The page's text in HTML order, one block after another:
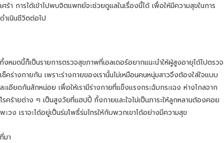
เศร้า การได้เข้าไปพบจิตแพทย์จะช่วยดูแลในเรื่องนี้ได้ เพื่อให้มีความสุขในการ
ดำเนินชีวิตต่อไป
ทั้งหมดนี้ก็เป็นรายการตรวจสุขภาพที่เอลเดอร์อยากแนะนำให้ผู้สูงอายุได้ไปตรวจ
เช็คร่างกายกัน เพราะร่างกายของเรานั้นไม่เหมือนคนหนุ่มสาวจึงต้องใส่ใจแบบ
ละเอียดกันสักหน่อย เพื่อให้เรามีร่างกายที่แข็งแรงกระฉับกระเฉง ห่างไกลจาก
โรคร้ายต่าง ๆ เป็นสูงวัยที่แฮปปี้ ทั้งกายและใจไม่เป็นภาระให้ลูกหลานต้องคอย
พะวง เราจะได้อยู่เป็นร่มโพธิ์ร่มไทรให้กับพวกเขาได้อย่างมีความสุข
ที่มา